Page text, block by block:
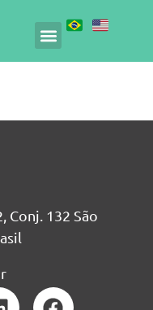
Conj. 132 São